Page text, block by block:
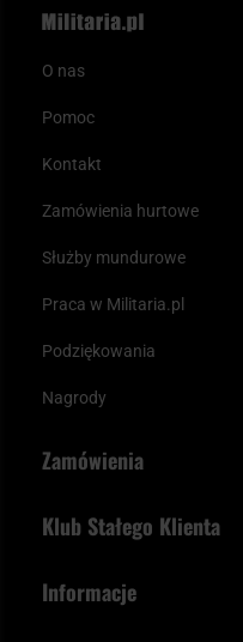
O nas
Pomoc
Kontakt
Zamówienia hurtowe
Służby mundurowe
Praca w Militaria.pl
Podziękowania
Nagrody
Zamówienia
Paczka w weekend
Klub Stałego Klienta
Informacje